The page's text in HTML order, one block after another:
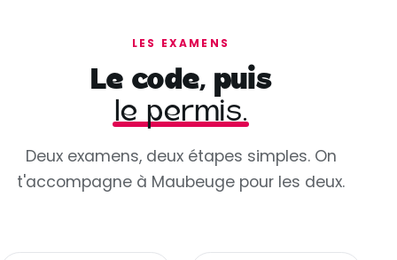
LES EXAMENS
Le code, puis
le permis.
Deux examens, deux étapes simples. On
t'accompagne à Maubeuge pour les deux.